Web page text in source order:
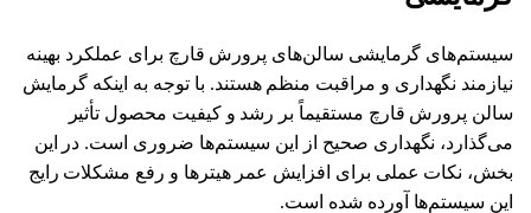
سیستم‌های گرمایشی سالن‌های پرورش قارچ برای عملکرد بهینه
نیازمند نگهداری و مراقبت منظم هستند. با توجه به اینکه گرمایش
سالن پرورش قارچ مستقیماً بر رشد و کیفیت محصول تأثیر
می‌گذارد، نگهداری صحیح از این سیستم‌ها ضروری است. در این
بخش، نکات عملی برای افزایش عمر هیترها و رفع مشکلات رایج
این سیستم‌ها آورده شده است.